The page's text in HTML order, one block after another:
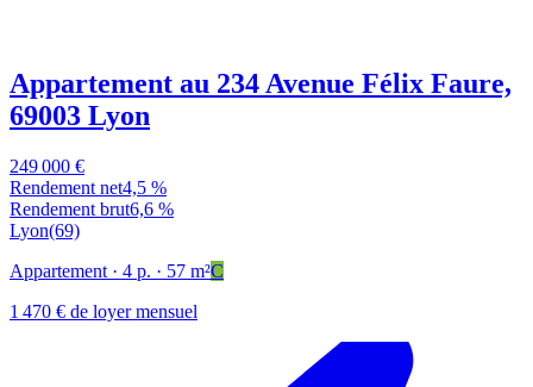
Appartement au 234 Avenue Félix Faure,
69003 Lyon
249 000 €
Rendement net4,5 %
Rendement brut6,6 %
Lyon(69)
Appartement · 4 p. · 57 m²C
1 470 € de loyer mensuel